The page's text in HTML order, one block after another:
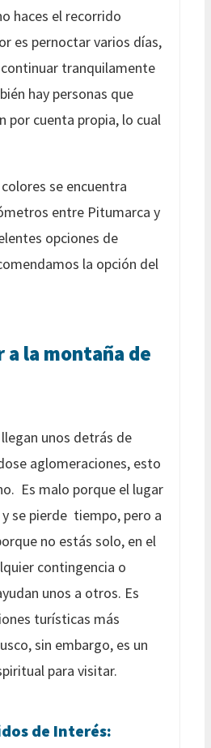
haces el recorrido
es pernoctar varios días,
tranquilamente
hay personas que
por cuenta propia, lo cual
se encuentra
entre Pitumarca y
opciones de
la opción del
a la montaña de
unos detrás de
aglomeraciones, esto
Es malo porque el lugar
se pierde tiempo, pero a
no estás solo, en el
contingencia o
unos a otros. Es
turísticas más
sin embargo, es un
para visitar.
de Interés: